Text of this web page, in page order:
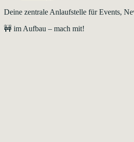
Deine zentrale Anlaufstelle für Events,
🚧 im Aufbau – mach mit!